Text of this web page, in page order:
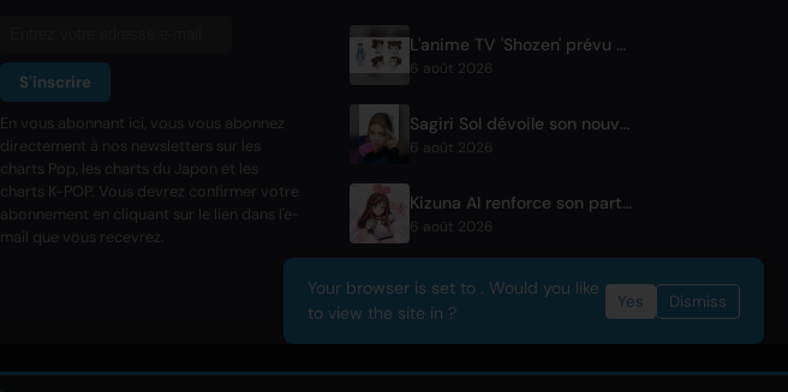
S'inscrire
En vous abonnant ici, vous vous abonnez
directement à nos newsletters sur les
charts Pop, les charts du Japon et les
charts K-POP. Vous devrez confirmer votre
abonnement en cliquant sur le lien dans l'e-
mail que vous recevrez.
L'anime TV 'Shozen' prévu pour avril 2027 sur Fuji TV
6 août 2026
Sagiri Sol dévoile son nouveau single 'next to your love' après une pause
6 août 2026
Kizuna AI renforce son partenariat avec Asobisystem avant la tournée mondiale pour son 10e anniversaire
6 août 2026
Your browser is set to . Would you like
to view the site in ?
Yes Dismiss